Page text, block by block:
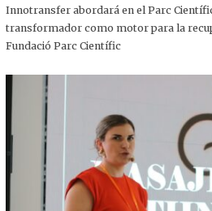
,
0
2
Innotransfer abordará en el Parc
transformador como motor para la
Fundació Parc Científic